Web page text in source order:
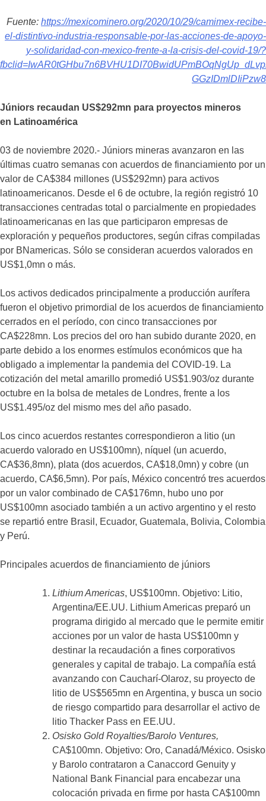
Fuente: https://mexicominero.org/2020/10/29/camimex-recibe-
el-distintivo-industria-responsable-por-las-acciones-de-apoyo-
y-solidaridad-con-mexico-frente-a-la-crisis-del-covid-19/?
GGzIDmlDIiPzw8
Júniors recaudan US$292mn para proyectos mineros
en Latinoamérica
03 de noviembre 2020.- Júniors mineras avanzaron en las
últimas cuatro semanas con acuerdos de financiamiento por un
valor de CA$384 millones (US$292mn) para activos
latinoamericanos. Desde el 6 de octubre, la región registró 10
transacciones centradas total o parcialmente en propiedades
latinoamericanas en las que participaron empresas de
exploración y pequeños productores, según cifras compiladas
por BNamericas. Sólo se consideran acuerdos valorados en
US$1,0mn o más.
Los activos dedicados principalmente a producción aurífera
fueron el objetivo primordial de los acuerdos de financiamiento
cerrados en el período, con cinco transacciones por
CA$228mn. Los precios del oro han subido durante 2020, en
parte debido a los enormes estímulos económicos que ha
obligado a implementar la pandemia del COVID-19. La
cotización del metal amarillo promedió US$1.903/oz durante
octubre en la bolsa de metales de Londres, frente a los
US$1.495/oz del mismo mes del año pasado.
Los cinco acuerdos restantes correspondieron a litio (un
acuerdo valorado en US$100mn), níquel (un acuerdo,
CA$36,8mn), plata (dos acuerdos, CA$18,0mn) y cobre (un
acuerdo, CA$6,5mn). Por país, México concentró tres acuerdos
por un valor combinado de CA$176mn, hubo uno por
US$100mn asociado también a un activo argentino y el resto
se repartió entre Brasil, Ecuador, Guatemala, Bolivia, Colombia
y Perú.
Principales acuerdos de financiamiento de júniors
Lithium Americas, US$100mn. Objetivo: Litio,
Argentina/EE.UU. Lithium Americas preparó un
programa dirigido al mercado que le permite emitir
acciones por un valor de hasta US$100mn y
destinar la recaudación a fines corporativos
generales y capital de trabajo. La compañía está
avanzando con Caucharí-Olaroz, su proyecto de
litio de US$565mn en Argentina, y busca un socio
de riesgo compartido para desarrollar el activo de
litio Thacker Pass en EE.UU.
Osisko Gold Royalties/Barolo Ventures,
CA$100mn. Objetivo: Oro, Canadá/México. Osisko
y Barolo contrataron a Canaccord Genuity y
National Bank Financial para encabezar una
colocación privada en firme por hasta CA$100mn